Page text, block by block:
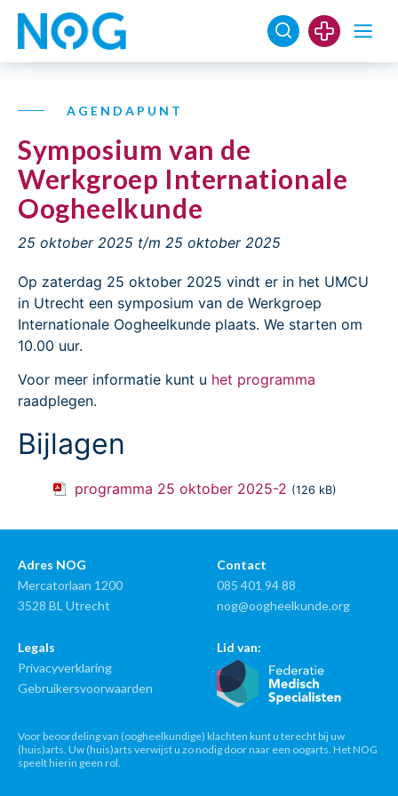
AGENDAPUNT
Symposium van de
Werkgroep Internationale
Oogheelkunde
25 oktober 2025 t/m 25 oktober 2025
Op zaterdag 25 oktober 2025 vindt er in het UMCU
in Utrecht een symposium van de Werkgroep
Internationale Oogheelkunde plaats. We starten om
10.00 uur.
Voor meer informatie kunt u het programma
raadplegen.
Bijlagen
programma 25 oktober 2025-2 (126 kB)
Adres NOG
Mercatorlaan 1200
3528 BL Utrecht
Contact
085 401 94 88
nog@oogheelkunde.org
Legals
Privacyverklaring
Gebruikersvoorwaarden
Lid van:
Voor beoordeling van (oogheelkundige) klachten kunt u terecht bij uw
(huis)arts. Uw (huis)arts verwijst u zo nodig door naar een oogarts. Het NOG
speelt hierin geen rol.